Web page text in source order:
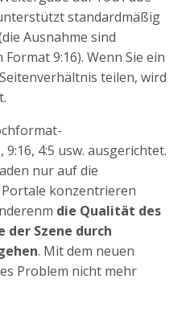
standardmäßig
Ausnahme sind
9:16). Wenn Sie ein
teilen, wird
4:5 usw. ausgerichtet.
nur auf die
konzentrieren
die Qualität des
Szene durch
. Mit dem neuen
Problem nicht mehr